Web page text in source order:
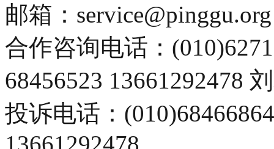
邮箱：service@pinggu.org
合作咨询电话：
68456523 13661292478
投诉电话：
13661292478